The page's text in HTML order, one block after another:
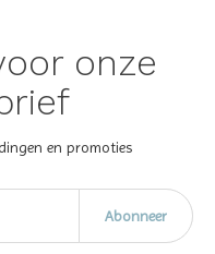
onze
en promoties
Abonneer